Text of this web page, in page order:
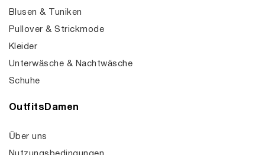
Blusen & Tuniken
Pullover & Strickmode
Kleider
Unterwäsche & Nachtwäsche
Schuhe
OutfitsDamen
Über uns